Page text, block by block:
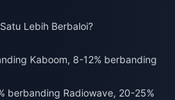
Lebih Berbaloi?
Kaboom, 8-12% berbanding
berbanding Radiowave, 20-25%